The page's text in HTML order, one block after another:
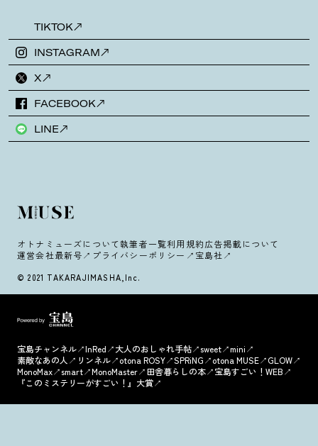
TIKTOK
INSTAGRAM
X
FACEBOOK
LINE
オトナミューズについて執筆者一覧利用規約広告掲載について
運営会社最新号 プライバシーポリシー 宝島社
© 2021 TAKARAJIMASHA,Inc.
宝島チャンネル InRed 大人のおしゃれ手帖 sweet
mini
素敵なあの人
リンネル otona ROSY SPRiNG otona MUSE
GLOW
MonoMax
smart MonoMaster 田舎暮らしの本
宝島すごい！WEB
『このミステリーがすごい！』大賞